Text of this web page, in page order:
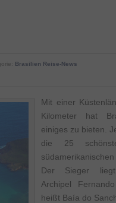
Brasilien Reise-News
Mit einer
Kilometer hat
einiges zu bieten.
die 25
Der Sieger
Archipel
heißt Baía do